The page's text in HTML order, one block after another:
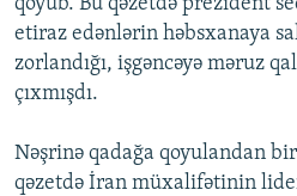
ARAŞDIRMA
MULTIMEDIA
VIDEO
FOTOQALEREYA
RADIO ARXIV
OXU ZALI
HAQQIMIZDA
etiraz edənlərin həbsxanaya
zorlandığı, işgəncəyə məruz
çıxmışdı.
Nəşrinə qadağa qoyulandan
qəzetdə İran müxalifətinin